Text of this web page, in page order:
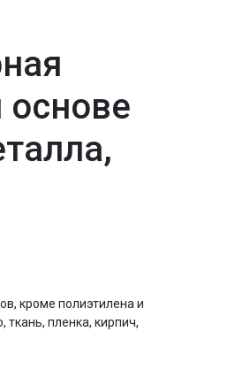
основе
кроме полиэтилена и
ткань, пленка, кирпич,